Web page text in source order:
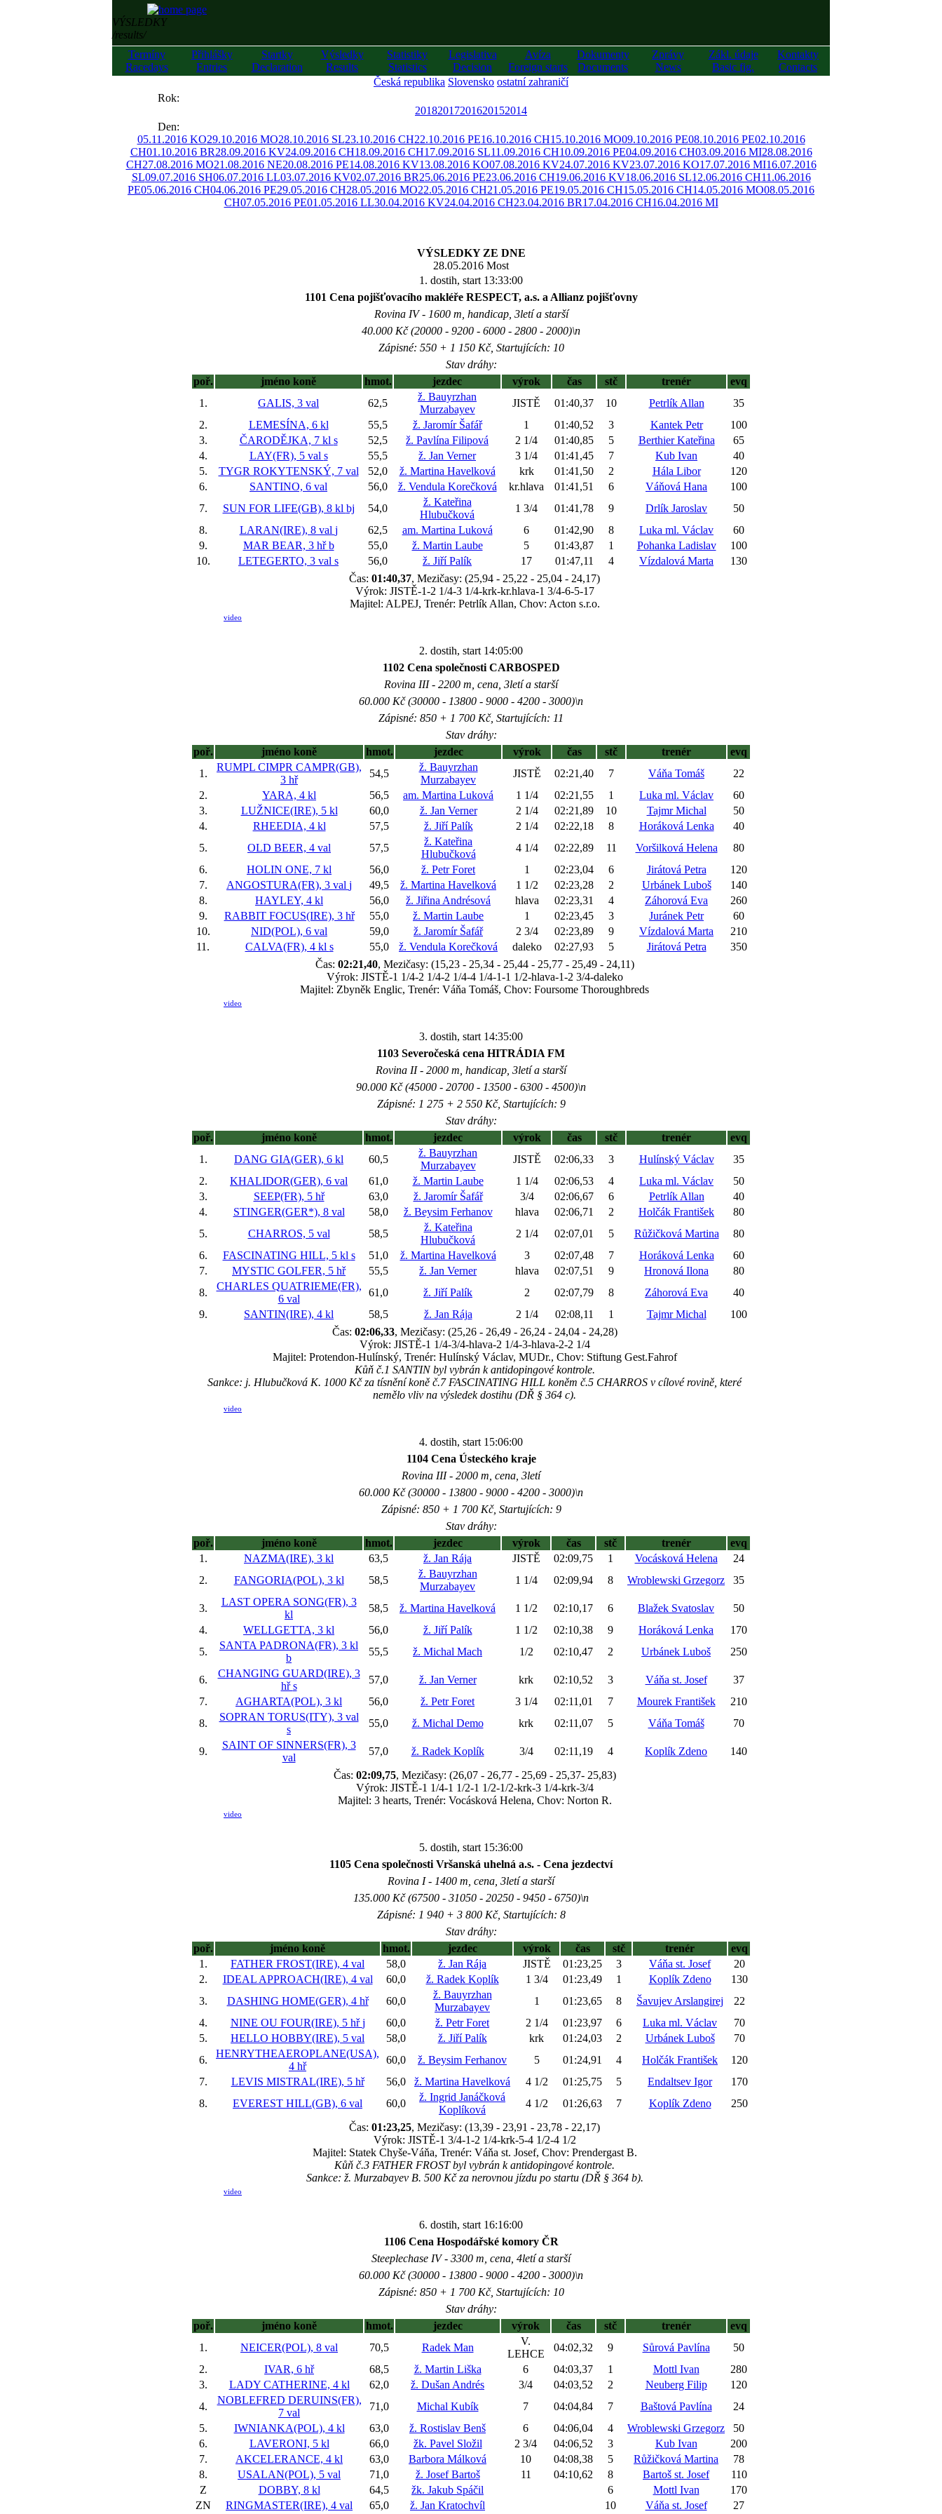
VÝSLEDKY
/results/
Termíny
Racedays
Přihlášky
Entries
Startky
Declaration
Výsledky
Results
Statistiky
Statistics
Legislativa
Decision
Avíza
Foreign starts
Dokumenty
Documents
Zprávy
News
Zákl. údaje
Basic fig.
Kontakty
Contacts
Česká republika Slovensko ostatní zahraničí
Rok:
20182017201620152014
Den:
05.11.2016 KO29.10.2016 MO28.10.2016 SL23.10.2016 CH22.10.2016 PE16.10.2016 CH15.10.2016 MO09.10.2016 PE08.10.2016 PE02.10.2016
CH01.10.2016 BR28.09.2016 KV24.09.2016 CH18.09.2016 CH17.09.2016 SL11.09.2016 CH10.09.2016 PE04.09.2016 CH03.09.2016 MI28.08.2016
CH27.08.2016 MO21.08.2016 NE20.08.2016 PE14.08.2016 KV13.08.2016 KO07.08.2016 KV24.07.2016 KV23.07.2016 KO17.07.2016 MI16.07.2016
SL09.07.2016 SH06.07.2016 LL03.07.2016 KV02.07.2016 BR25.06.2016 PE23.06.2016 CH19.06.2016 KV18.06.2016 SL12.06.2016 CH11.06.2016
PE05.06.2016 CH04.06.2016 PE29.05.2016 CH28.05.2016 MO22.05.2016 CH21.05.2016 PE19.05.2016 CH15.05.2016 CH14.05.2016 MO08.05.2016
CH07.05.2016 PE01.05.2016 LL30.04.2016 KV24.04.2016 CH23.04.2016 BR17.04.2016 CH16.04.2016 MI
VÝSLEDKY ZE DNE
28.05.2016 Most
1. dostih, start 13:33:00
1101 Cena pojišťovacího makléře RESPECT, a.s. a Allianz pojišťovny
Rovina IV - 1600 m, handicap, 3letí a starší
40.000 Kč (20000 - 9200 - 6000 - 2800 - 2000)\n
Zápisné: 550 + 1 150 Kč, Startujících: 10
Stav dráhy:
poř.
jméno koně hmot. jezdec výrok čas stč trenér
evq
1.
GALIS, 3 val 62,5
ž. Bauyrzhan
Murzabayev
JISTĚ 01:40,37 10 Petrlík Allan
35
2.
LEMESÍNA, 6 kl 55,5 ž. Jaromír Šafář 1 01:40,52 3 Kantek Petr
100
3.
ČARODĚJKA, 7 kl s 52,5 ž. Pavlína Filipová 2 1/4 01:40,85 5 Berthier Kateřina
65
4.
LAY(FR), 5 val s 55,5 ž. Jan Verner 3 1/4 01:41,45 7 Kub Ivan
40
5.
TYGR ROKYTENSKÝ, 7 val 52,0 ž. Martina Havelková krk 01:41,50 2 Hála Libor
120
6.
SANTINO, 6 val 56,0 ž. Vendula Korečková kr.hlava 01:41,51 6 Váňová Hana
100
7.
SUN FOR LIFE(GB), 8 kl bj 54,0
ž. Kateřina
Hlubučková
1 3/4 01:41,78 9 Drlík Jaroslav
50
8.
LARAN(IRE), 8 val j 62,5 am. Martina Luková 6 01:42,90 8 Luka ml. Václav
60
9.
MAR BEAR, 3 hřb 55,0 ž. Martin Laube 5 01:43,87 1 Pohanka Ladislav
100
10.
LETEGERTO, 3 val s 56,0 ž. Jiří Palík 17 01:47,11 4 Vízdalová Marta
130
Čas: 01:40,37, Mezičasy: (25,94 - 25,22 - 25,04 - 24,17)
Výrok: JISTĚ-1-2 1/4-3 1/4-krk-kr.hlava-1 3/4-6-5-17
Majitel: ALPEJ, Trenér: Petrlík Allan, Chov: Acton s.r.o.
video
2. dostih, start 14:05:00
1102 Cena společnosti CARBOSPED
Rovina III - 2200 m, cena, 3letí a starší
60.000 Kč (30000 - 13800 - 9000 - 4200 - 3000)\n
Zápisné: 850 + 1 700 Kč, Startujících: 11
Stav dráhy:
poř.
jméno koně hmot. jezdec výrok čas stč trenér
evq
1.
RUMPL CIMPR CAMPR(GB),
3 hř
54,5
ž. Bauyrzhan
Murzabayev
JISTĚ 02:21,40 7 Váňa Tomáš
22
2.
YARA, 4 kl 56,5 am. Martina Luková 1 1/4 02:21,55 1 Luka ml. Václav
60
3.
LUŽNICE(IRE), 5 kl 60,0 ž. Jan Verner 2 1/4 02:21,89 10 Tajmr Michal
50
4.
RHEEDIA, 4 kl 57,5 ž. Jiří Palík 2 1/4 02:22,18 8 Horáková Lenka
40
5.
OLD BEER, 4 val 57,5
ž. Kateřina
Hlubučková
4 1/4 02:22,89 11 Voršilková Helena
80
6.
HOLIN ONE, 7 kl 56,0 ž. Petr Foret 1 02:23,04 6 Jirátová Petra
120
7.
ANGOSTURA(FR), 3 val j 49,5 ž. Martina Havelková 1 1/2 02:23,28 2 Urbánek Luboš
140
8.
HAYLEY, 4 kl 56,0 ž. Jiřina Andrésová hlava 02:23,31 4 Záhorová Eva
260
9.
RABBIT FOCUS(IRE), 3 hř 55,0 ž. Martin Laube 1 02:23,45 3 Juránek Petr
60
10.
NID(POL), 6 val 59,0 ž. Jaromír Šafář 2 3/4 02:23,89 9 Vízdalová Marta
210
11.
CALVA(FR), 4 kl s 55,0 ž. Vendula Korečková daleko 02:27,93 5 Jirátová Petra
350
Čas: 02:21,40, Mezičasy: (15,23 - 25,34 - 25,44 - 25,77 - 25,49 - 24,11)
Výrok: JISTĚ-1 1/4-2 1/4-2 1/4-4 1/4-1-1 1/2-hlava-1-2 3/4-daleko
Majitel: Zbyněk Englic, Trenér: Váňa Tomáš, Chov: Foursome Thoroughbreds
video
3. dostih, start 14:35:00
1103 Severočeská cena HITRÁDIA FM
Rovina II - 2000 m, handicap, 3letí a starší
90.000 Kč (45000 - 20700 - 13500 - 6300 - 4500)\n
Zápisné: 1 275 + 2 550 Kč, Startujících: 9
Stav dráhy:
poř.
jméno koně hmot. jezdec výrok čas stč trenér
evq
1.
DANG GIA(GER), 6 kl 60,5
ž. Bauyrzhan
Murzabayev
JISTĚ 02:06,33 3 Hulínský Václav
35
2.
KHALIDOR(GER), 6 val 61,0 ž. Martin Laube 1 1/4 02:06,53 4 Luka ml. Václav
50
3.
SEEP(FR), 5 hř 63,0 ž. Jaromír Šafář 3/4 02:06,67 6 Petrlík Allan
40
4.
STINGER(GER*), 8 val 58,0 ž. Beysim Ferhanov hlava 02:06,71 2 Holčák František
80
5.
CHARROS, 5 val 58,5
ž. Kateřina
Hlubučková
2 1/4 02:07,01 5 Růžičková Martina
80
6.
FASCINATING HILL, 5 kl s 51,0 ž. Martina Havelková 3 02:07,48 7 Horáková Lenka
60
7.
MYSTIC GOLFER, 5 hř 55,5 ž. Jan Verner hlava 02:07,51 9 Hronová Ilona
80
8.
CHARLES QUATRIEME(FR),
6 val
61,0 ž. Jiří Palík 2 02:07,79 8 Záhorová Eva
40
9.
SANTIN(IRE), 4 kl 58,5 ž. Jan Rája 2 1/4 02:08,11 1 Tajmr Michal
100
Čas: 02:06,33, Mezičasy: (25,26 - 26,49 - 26,24 - 24,04 - 24,28)
Výrok: JISTĚ-1 1/4-3/4-hlava-2 1/4-3-hlava-2-2 1/4
Majitel: Protendon-Hulínský, Trenér: Hulínský Václav, MUDr., Chov: Stiftung Gest.Fahrof
Kůň č.1 SANTIN byl vybrán k antidopingové kontrole.
Sankce: j. Hlubučková K. 1000 Kč za tísnění koně č.7 FASCINATING HILL koněm č.5 CHARROS v cílové rovině, které
nemělo vliv na výsledek dostihu (DŘ § 364 c).
video
4. dostih, start 15:06:00
1104 Cena Ústeckého kraje
Rovina III - 2000 m, cena, 3letí
60.000 Kč (30000 - 13800 - 9000 - 4200 - 3000)\n
Zápisné: 850 + 1 700 Kč, Startujících: 9
Stav dráhy:
poř.
jméno koně hmot. jezdec výrok čas stč trenér
evq
1.
NAZMA(IRE), 3 kl 63,5 ž. Jan Rája JISTĚ 02:09,75 1 Vocásková Helena
24
2.
FANGORIA(POL), 3 kl 58,5
ž. Bauyrzhan
Murzabayev
1 1/4 02:09,94 8 Wroblewski Grzegorz 35
3.
LAST OPERA SONG(FR), 3
kl
58,5 ž. Martina Havelková 1 1/2 02:10,17 6 Blažek Svatoslav
50
4.
WELLGETTA, 3 kl 56,0 ž. Jiří Palík 1 1/2 02:10,38 9 Horáková Lenka
170
5.
SANTA PADRONA(FR), 3 kl
b
55,5 ž. Michal Mach 1/2 02:10,47 2 Urbánek Luboš 250
6.
CHANGING GUARD(IRE), 3
hřs
57,0 ž. Jan Verner krk 02:10,52 3 Váňa st. Josef
37
7.
AGHARTA(POL), 3 kl 56,0 ž. Petr Foret 3 1/4 02:11,01 7 Mourek František
210
8.
SOPRAN TORUS(ITY), 3 val
s
55,0 ž. Michal Demo krk 02:11,07 5 Váňa Tomáš 70
9.
SAINT OF SINNERS(FR), 3
val
57,0 ž. Radek Koplík 3/4 02:11,19 4 Koplík Zdeno
140
Čas: 02:09,75, Mezičasy: (26,07 - 26,77 - 25,69 - 25,37- 25,83)
Výrok: JISTĚ-1 1/4-1 1/2-1 1/2-1/2-krk-3 1/4-krk-3/4
Majitel: 3 hearts, Trenér: Vocásková Helena, Chov: Norton R.
video
5. dostih, start 15:36:00
1105 Cena společnosti Vršanská uhelná a.s. - Cena jezdectví
Rovina I - 1400 m, cena, 3letí a starší
135.000 Kč (67500 - 31050 - 20250 - 9450 - 6750)\n
Zápisné: 1 940 + 3 800 Kč, Startujících: 8
Stav dráhy:
poř.
jméno koně hmot. jezdec výrok čas stč trenér
evq
1.
FATHER FROST(IRE), 4 val 58,0 ž. Jan Rája JISTĚ 01:23,25 3 Váňa st. Josef
20
2.
IDEAL APPROACH(IRE), 4 val 60,0 ž. Radek Koplík 1 3/4 01:23,49 1 Koplík Zdeno
130
3.
DASHING HOME(GER), 4 hř 60,0
ž. Bauyrzhan
Murzabayev
1 01:23,65 8 Šavujev Arslangirej
22
4.
NINE OU FOUR(IRE), 5 hřj 60,0 ž. Petr Foret 2 1/4 01:23,97 6 Luka ml. Václav
70
5.
HELLO HOBBY(IRE), 5 val 58,0 ž. Jiří Palík krk 01:24,03 2 Urbánek Luboš
70
6.
HENRYTHEAEROPLANE(USA),
4 hř
60,0 ž. Beysim Ferhanov 5 01:24,91 4 Holčák František
120
7.
LEVIS MISTRAL(IRE), 5 hř 56,0 ž. Martina Havelková 4 1/2 01:25,75 5 Endaltsev Igor
170
8.
EVEREST HILL(GB), 6 val 60,0
ž. Ingrid Janáčková
Koplíková
4 1/2 01:26,63 7 Koplík Zdeno
250
Čas: 01:23,25, Mezičasy: (13,39 - 23,91 - 23,78 - 22,17)
Výrok: JISTĚ-1 3/4-1-2 1/4-krk-5-4 1/2-4 1/2
Majitel: Statek Chyše-Váňa, Trenér: Váňa st. Josef, Chov: Prendergast B.
Kůň č.3 FATHER FROST byl vybrán k antidopingové kontrole.
Sankce: ž. Murzabayev B. 500 Kč za nerovnou jízdu po startu (DŘ § 364 b).
video
6. dostih, start 16:16:00
1106 Cena Hospodářské komory ČR
Steeplechase IV - 3300 m, cena, 4letí a starší
60.000 Kč (30000 - 13800 - 9000 - 4200 - 3000)\n
Zápisné: 850 + 1 700 Kč, Startujících: 10
Stav dráhy:
poř.
jméno koně hmot. jezdec výrok čas stč trenér
evq
1.
NEICER(POL), 8 val 70,5 Radek Man
V.
LEHCE
04:02,32 9 Sůrová Pavlína
50
2.
IVAR, 6 hř 68,5 ž. Martin Liška 6 04:03,37 1 Mottl Ivan
280
3.
LADY CATHERINE, 4 kl 62,0 ž. Dušan Andrés 3/4 04:03,52 2 Neuberg Filip
120
4.
NOBLEFRED DERUINS(FR),
7 val
71,0 Michal Kubík 7 04:04,84 7 Baštová Pavlína
24
5.
IWNIANKA(POL), 4 kl 63,0 ž. Rostislav Benš 6 04:06,04 4 Wroblewski Grzegorz
50
6.
LAVERONI, 5 kl 66,0 žk. Pavel Složil 2 3/4 04:06,52 3 Kub Ivan
200
7.
AKCELERANCE, 4 kl 63,0 Barbora Málková 10 04:08,38 5 Růžičková Martina
78
8.
USALAN(POL), 5 val 71,0 ž. Josef Bartoš 11 04:10,62 8 Bartoš st. Josef
110
Z
DOBBY, 8 kl 64,5 žk. Jakub Spáčil 6 Mottl Ivan
170
ZN
RINGMASTER(IRE), 4 val 65,0 ž. Jan Kratochvíl 10 Váňa st. Josef 27